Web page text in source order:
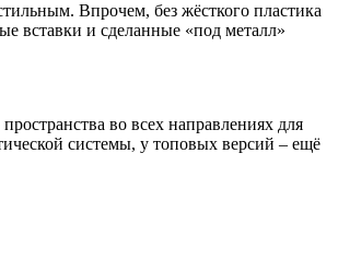
Впрочем, без жёсткого пластика
вставки и сделанные «под металл»
во всех направлениях для
системы, у топовых версий – ещё